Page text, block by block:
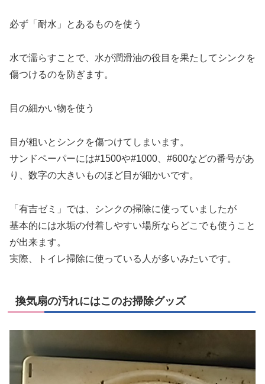
必ず「耐水」とあるものを使う
水で濡らすことで、水が潤滑油の役目を果たしてシンクを
傷つけるのを防ぎます。
目の細かい物を使う
目が粗いとシンクを傷つけてしまいます。
サンドペーパーには#1500や#1000、#600などの番号があ
り、数字の大きいものほど目が細かいです。
「有吉ゼミ」では、シンクの掃除に使っていましたが
基本的には水垢の付着しやすい場所ならどこでも使うこと
が出来ます。
実際、トイレ掃除に使っている人が多いみたいです。
換気扇の汚れにはこのお掃除グッズ